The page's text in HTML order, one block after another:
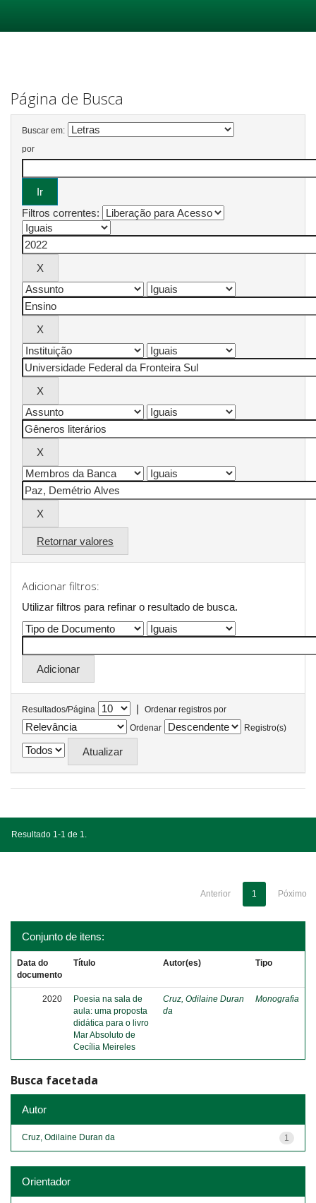
Página de Busca
Buscar em:
por
Filtros correntes:
Retornar valores
Adicionar filtros:
Utilizar filtros para refinar o resultado de busca.
Resultados/Página |
Ordenar registros por
Ordenar
Registro(s)
Resultado 1-1 de 1.
Anterior 1 Póximo
Conjunto de itens:
Data do
documento
Título Autor(es) Tipo
2020
Poesia na sala de
aula: uma proposta
didática para o livro
Mar Absoluto de
Cecília Meireles
Cruz, Odilaine Duran
da
Monografia
Busca facetada
Autor
1
Cruz, Odilaine Duran da
Orientador